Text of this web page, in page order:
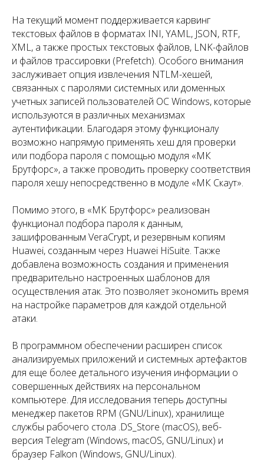
На текущий момент поддерживается карвинг
текстовых файлов в форматах INI, YAML, JSON, RTF,
XML, а также простых текстовых файлов, LNK-файлов
и файлов трассировки (Prefetch). Особого внимания
заслуживает опция извлечения NTLM-хешей,
связанных с паролями системных или доменных
учетных записей пользователей ОС Windows, которые
используются в различных механизмах
аутентификации. Благодаря этому функционалу
возможно напрямую применять хеш для проверки
или подбора пароля с помощью модуля «МК
Брутфорс», а также проводить проверку соответствия
пароля хешу непосредственно в модуле «МК Скаут».
Помимо этого, в «МК Брутфорс» реализован
функционал подбора пароля к данным,
зашифрованным VeraCrypt, и резервным копиям
Huawei, созданным через Huawei HiSuite. Также
добавлена возможность создания и применения
предварительно настроенных шаблонов для
осуществления атак. Это позволяет экономить время
на настройке параметров для каждой отдельной
атаки.
В программном обеспечении расширен список
анализируемых приложений и системных артефактов
для еще более детального изучения информации о
совершенных действиях на персональном
компьютере. Для исследования теперь доступны
менеджер пакетов RPM (GNU/Linux), хранилище
службы рабочего стола .DS_Store (macOS), веб-
версия Telegram (Windows, macOS, GNU/Linux) и
браузер Falkon (Windows, GNU/Linux).